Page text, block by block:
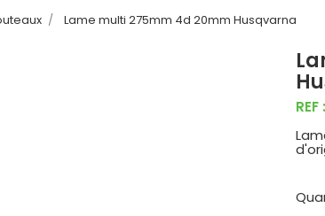
Lame multi 275mm 4d 20mm Husqvarna